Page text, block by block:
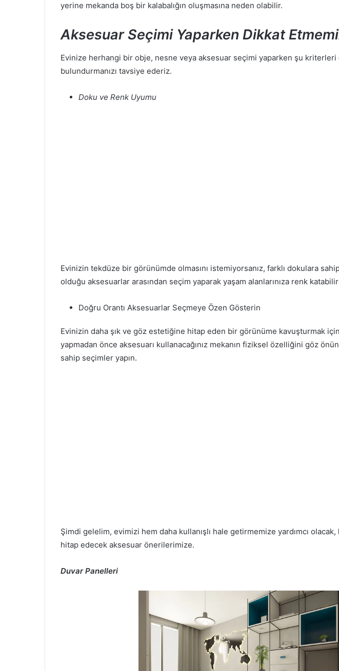
yerine mekanda boş bir kalabalığın oluşmasına neden olabilir.
Aksesuar Seçimi Yaparken Dikkat
Evinize herhangi bir obje, nesne veya aksesuar seçimi yaparken şu kriterleri
bulundurmanızı tavsiye ederiz.
Doku ve Renk Uyumu
Evinizin tekdüze bir görünümde olmasını istemiyorsanız, farklı dokulara
olduğu aksesuarlar arasından seçim yaparak yaşam alanlarınıza renk
Doğru Orantı Aksesuarlar Seçmeye Özen Gösterin
Evinizin daha şık ve göz estetiğine hitap eden bir görünüme kavuşturmak
yapmadan önce aksesuarı kullanacağınız mekanın fiziksel özelliğini göz
sahip seçimler yapın.
Şimdi gelelim, evimizi hem daha kullanışlı hale getirmemize yardımcı
hitap edecek aksesuar önerilerimize.
Duvar Panelleri